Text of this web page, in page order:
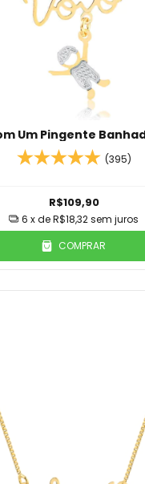
Um Pingente
(395)
R$109,90
6 x deR$18,32sem juros
COMPRAR